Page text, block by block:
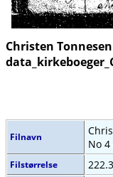
Christen
Filnavn
No 4
Filstørrelse